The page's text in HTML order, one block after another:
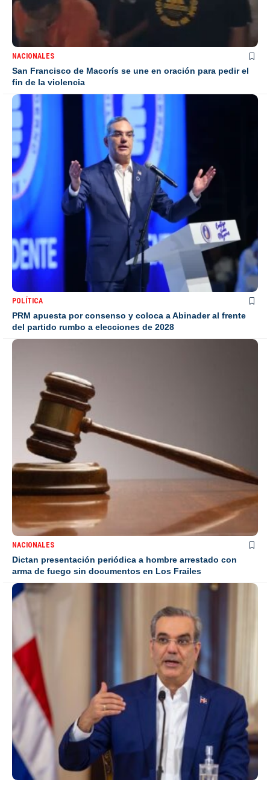
NACIONALES
San Francisco de Macorís se une en oración para pedir el
fin de la violencia
POLÍTICA
PRM apuesta por consenso y coloca a Abinader al frente
del partido rumbo a elecciones de 2028
NACIONALES
Dictan presentación periódica a hombre arrestado con
arma de fuego sin documentos en Los Frailes